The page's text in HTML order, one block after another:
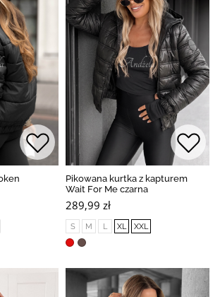
Pikowana kurtka z kapturem
Wait For Me czarna
289,99 zł
S M L XL XXL